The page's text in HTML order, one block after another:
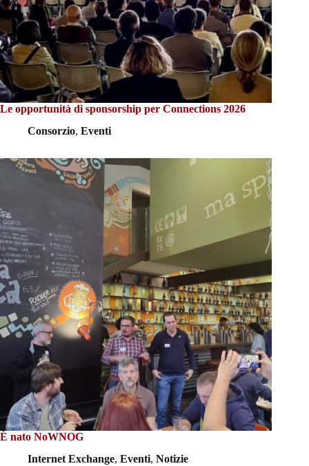
Le opportunità di sponsorship per Connections 2026
Consorzio, Eventi
È nato NoWNOG
Internet Exchange, Eventi, Notizie